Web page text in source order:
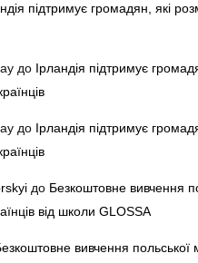
підтримує громадян, які
до Ірландія підтримує
до Ірландія підтримує
до Безкоштовне вивчення
від школи GLOSSA
вивчення польської